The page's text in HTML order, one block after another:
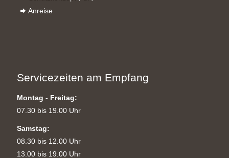
Anreise
Servicezeiten am Empfang
Montag - Freitag:
07.30 bis 19.00 Uhr
Samstag:
08.30 bis 12.00 Uhr
13.00 bis 19.00 Uhr